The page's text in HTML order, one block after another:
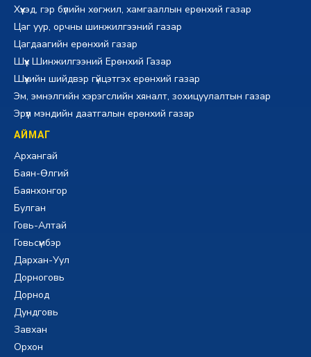
Хүүхэд, гэр бүлийн хөгжил, хамгааллын ерөнхий газар
Цаг уур, орчны шинжилгээний газар
Цагдаагийн ерөнхий газар
Шүүх Шинжилгээний Ерөнхий Газар
Шүүхийн шийдвэр гүйцэтгэх ерөнхий газар
Эм, эмнэлгийн хэрэгслийн хяналт, зохицуулалтын газар
Эрүүл мэндийн даатгалын ерөнхий газар
АЙМАГ
Архангай
Баян-Өлгий
Баянхонгор
Булган
Говь-Алтай
Говьсүмбэр
Дархан-Уул
Дорноговь
Дорнод
Дундговь
Завхан
Орхон